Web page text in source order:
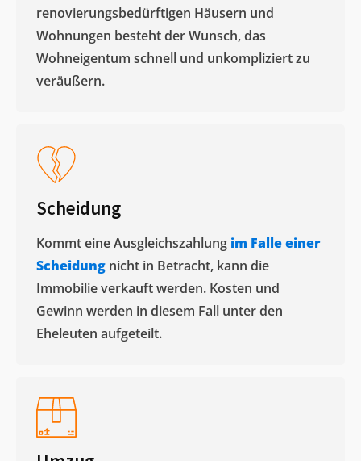
renovierungsbedürftigen Häusern und
Wohnungen besteht der Wunsch, das
Wohneigentum schnell und unkompliziert zu
veräußern. ​
Scheidung
Kommt eine Ausgleichszahlung im Falle einer
Scheidung nicht in Betracht, kann die
Immobilie verkauft werden. Kosten und
Gewinn werden in diesem Fall unter den
Eheleuten aufgeteilt.​